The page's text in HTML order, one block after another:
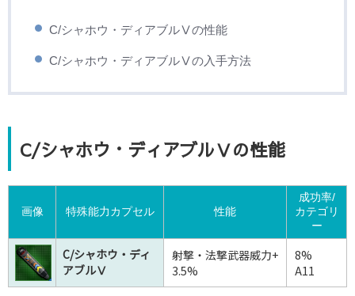
C/シャホウ・ディアブルⅤの性能
C/シャホウ・ディアブルⅤの入手方法
C/シャホウ・ディアブルⅤの性能
画像 特殊能力カプセル 性能
成功率/
カテゴリ
ー
C/シャホウ・ディ
アブルⅤ
射撃・法撃武器威力+
3.5%
8%
A11